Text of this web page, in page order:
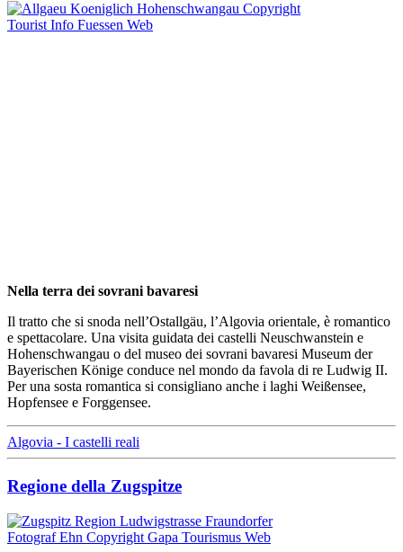
Nella terra dei sovrani bavaresi
Il tratto che si snoda nell’Ostallgäu, l’Algovia orientale, è romantico
e spettacolare. Una visita guidata dei castelli Neuschwanstein e
Hohenschwangau o del museo dei sovrani bavaresi Museum der
Bayerischen Könige conduce nel mondo da favola di re Ludwig II.
Per una sosta romantica si consigliano anche i laghi Weißensee,
Hopfensee e Forggensee.
Algovia - I castelli reali
Regione della Zugspitze